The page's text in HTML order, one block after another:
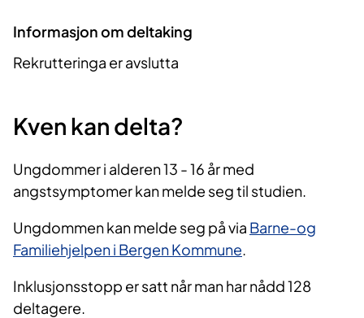
Informasjon om deltaking
Rekrutteringa er avslutta
Kven kan delta?
Ungdommer i alderen 13 - 16 år med
angstsymptomer kan melde seg til studien.
Ungdommen kan melde seg på via Barne-og
Familiehjelpen i Bergen Kommune.
Inklusjonsstopp er satt når man har nådd 128
deltagere.